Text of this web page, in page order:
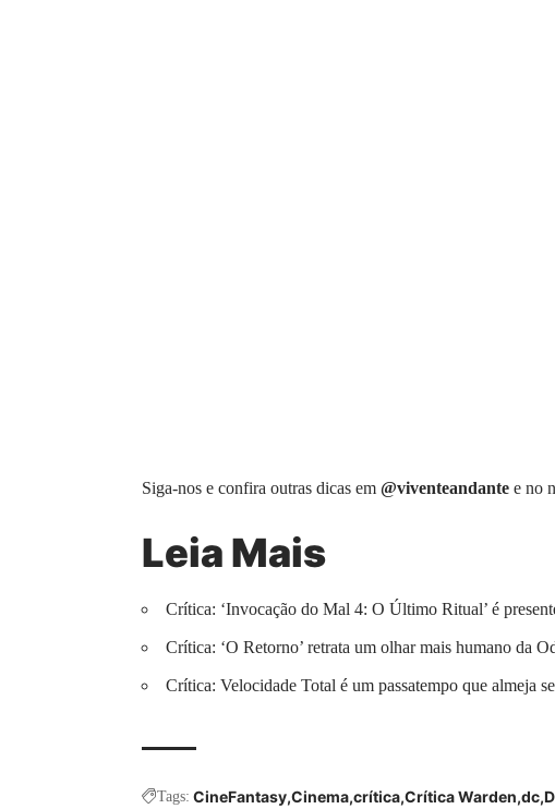
Siga-nos e confira outras dicas em @viventeandante e no
Leia Mais
Crítica: ‘Invocação do Mal 4: O Último Ritual’ é
Crítica: ‘O Retorno’ retrata um olhar mais humano da
Crítica: Velocidade Total é um passatempo que almeja
Tags: CineFantasy Cinema crítica Crítica Warden dc